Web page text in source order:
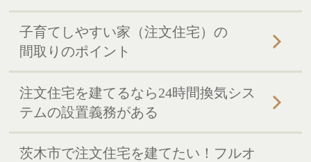
子育てしやすい家（注文住宅）の
間取りのポイント
注文住宅を建てるなら24時間換気シス
テムの設置義務がある
茨木市で注文住宅を建てたい！フルオ